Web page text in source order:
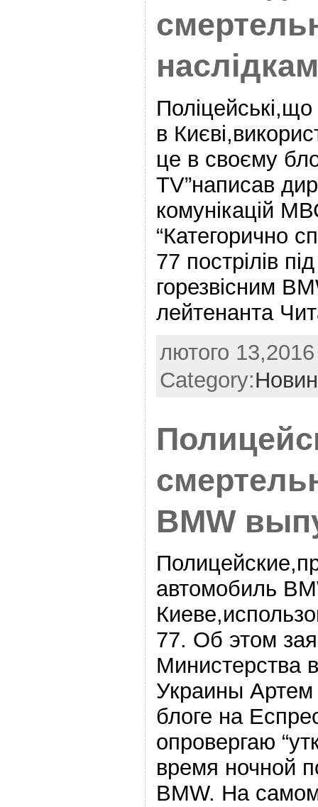
в
це в своєму
TV”написав
комунікацій
“Категорично
77 пострілів
горезвісним
лейтенанта
лютого
Category:
BMW
автомобиль
77. Об этом
Министерства
Украины
блоге на
опровергаю
время ночной
BMW. На